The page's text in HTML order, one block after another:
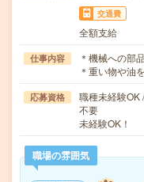
交通費
全額支給
仕事内容
＊機械への部
＊重い物や油
応募資格
職種未経験OK
不要
未経験OK！
職場の雰囲気